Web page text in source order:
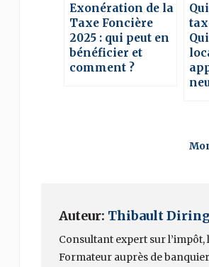
Exonération de la
Taxe Foncière
2025 : qui peut en
bénéficier et
comment ?
Auteur: Thibault
Consultant expert sur
Formateur auprès de